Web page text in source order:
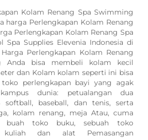
Kolam Renang Spa Swimming
harga Perlengkapan Kolam Renang
Perlengkapan Kolam Renang Spa
Spa Supplies Elevenia Indonesia di
Perlengkapan Kolam Renang
Anda bisa membeli kolam kecil
dan Kolam kolam seperti ini bisa
perlengkapan bayi yang agak
dunia: petualangan dua
softball, baseball, dan tenis, serta
kolam renang, meja Atau, cuma
buah toko buku, sebuah toko
kuliah dan alat Pemasangan